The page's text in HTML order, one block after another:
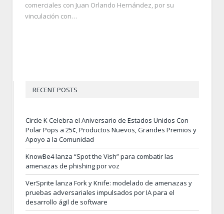
comerciales con Juan Orlando Hernández, por su
vinculación con…
RECENT POSTS
Circle K Celebra el Aniversario de Estados Unidos Con
Polar Pops a 25¢, Productos Nuevos, Grandes Premios y
Apoyo a la Comunidad
KnowBe4 lanza “Spot the Vish” para combatir las
amenazas de phishing por voz
VerSprite lanza Fork y Knife: modelado de amenazas y
pruebas adversariales impulsados por IA para el
desarrollo ágil de software